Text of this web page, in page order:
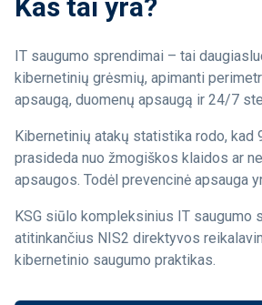
Kas tai yra?
IT saugumo sprendimai – tai
kibernetinių grėsmių, apimanti
apsaugą, duomenų apsaugą ir 24/7
Kibernetinių atakų statistika rodo, kad
prasideda nuo žmogiškos klaidos ar
apsaugos. Todėl prevencinė apsauga
KSG siūlo kompleksinius IT saugumo
atitinkančius NIS2 direktyvos
kibernetinio saugumo praktikas.